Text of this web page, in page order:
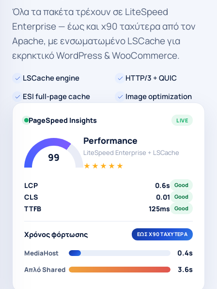
Όλα τα πακέτα τρέχουν σε LiteSpeed
Enterprise — έως και x90 ταχύτερα από τον
Apache, με ενσωματωμένο LSCache για
εκρηκτικό WordPress & WooCommerce.
LSCache engine
HTTP/3 + QUIC
ESI full-page cache
Image optimization
PageSpeed Insights LIVE
99
Performance
LiteSpeed Enterprise + LSCache
★★★★★
LCP 0.7s Good
CLS 0.01 Good
TTFB 124ms Good
Χρόνος φόρτωσης ΈΩΣ X90 ΤΑΧΎΤΕΡΑ
MediaHost 0.4s
Απλό Shared 3.6s